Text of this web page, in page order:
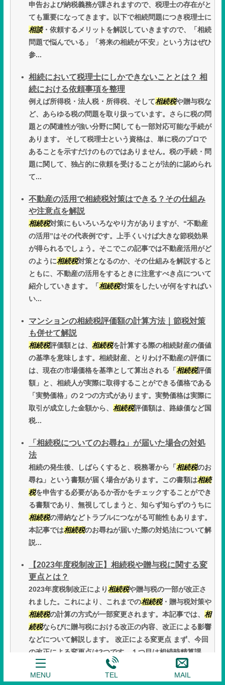
申告および納税義務が課されますので、税理士の存在がと
ても重要になってきます。以下で相続問題につき税理士に
相談・依頼するメリットを解説していきますので、「相続
問題で悩んでいる」「将来の相続が不安」という方はぜひ
参...
相続において税理士にしかできないこととは？ 相
続における依頼事項を整理
例えば所得税・法人税・所得税、そして相続税や贈与税な
ど、あらゆる税の問題を取り扱っています。さらに税の問
題との関連性が強い分野に関しても一部対応可能な手続が
あります。 そして税理士という資格は、単に税のプロで
あることを示すだけのものではありません。税の手続・問
題に関して、独占的に依頼を受けることが法的に認められ
て...
不動産の活用で相続税対策はできる？その仕組み
や注意点を解説
相続税対策にもいろいろなやり方がありますが、“不動産
の活用”はその代表例です。上手くいけば大きな節税効果
が得られるでしょう。そこでこの記事では不動産活用がど
のように相続税対策となるのか、その仕組みを解説すると
ともに、不動産の活用をするときに注意すべき点について
紹介していきます。「 相続税対策をしたいが何をすればい
い...
マンションの相続税評価額の計算方法｜節税対策
も併せて解説
相続税評価額とは、 相続税を計算する際の相続財産の価値
の基準を意味します。相続財産、とりわけ不動産の評価に
は、現在の市場価格を基準として算出される「 相続税評価
額」と、相続人が実際に取得することができる価格である
「実勢価格」の２つの方式があります。実勢価格は実際に
取引が成立した金額から、 相続税評価額は、路線価など国
税...
「相続税についてのお尋ね」が届いた場合の対処
法
相続の発生後、しばらくすると、税務署から「 相続税のお
尋ね」という書類が届く場合があります。この書類は相続
税を申告する必要があるか否かをチェックすることができ
る書類であり、無視してしまうと、知らず知らずのうちに
相続税の滞納などトラブルにつながる可能性もあります。
本記事では相続税のお尋ねが届いた際の対処法について解
説...
【2023年度税制改正】相続税や贈与税に関する変
更点とは？
2023年度税制改正により相続税や贈与税の一部が改正さ
れました。これにより、これまでの相続税・贈与税対策や
相続税の計算の方式が一部変更されます。本記事では、 相
続税ならびに贈与税における改正の内容、改正による影響
などについて解説します。 改正による変更点 まず、今回
の改正による変更点は2つです。１つ目は相続時精算課...
現在不動産を所有している方へ～今からできる相
MENU TEL MAIL